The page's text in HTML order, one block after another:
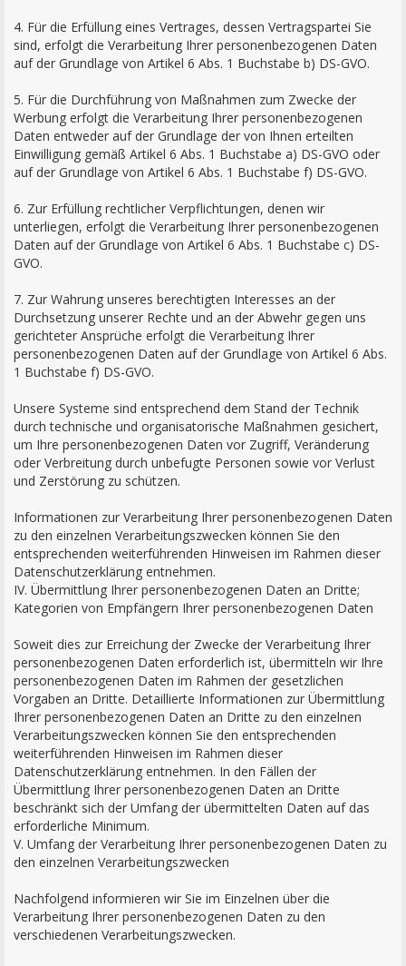
4. Für die Erfüllung eines Vertrages, dessen Vertragspartei Sie
sind, erfolgt die Verarbeitung Ihrer personenbezogenen Daten
auf der Grundlage von Artikel 6 Abs. 1 Buchstabe b) DS-GVO.
5. Für die Durchführung von Maßnahmen zum Zwecke der
Werbung erfolgt die Verarbeitung Ihrer personenbezogenen
Daten entweder auf der Grundlage der von Ihnen erteilten
Einwilligung gemäß Artikel 6 Abs. 1 Buchstabe a) DS-GVO oder
auf der Grundlage von Artikel 6 Abs. 1 Buchstabe f) DS-GVO.
6. Zur Erfüllung rechtlicher Verpflichtungen, denen wir
unterliegen, erfolgt die Verarbeitung Ihrer personenbezogenen
Daten auf der Grundlage von Artikel 6 Abs. 1 Buchstabe c) DS-
GVO.
7. Zur Wahrung unseres berechtigten Interesses an der
Durchsetzung unserer Rechte und an der Abwehr gegen uns
gerichteter Ansprüche erfolgt die Verarbeitung Ihrer
personenbezogenen Daten auf der Grundlage von Artikel 6 Abs.
1 Buchstabe f) DS-GVO.
Unsere Systeme sind entsprechend dem Stand der Technik
durch technische und organisatorische Maßnahmen gesichert,
um Ihre personenbezogenen Daten vor Zugriff, Veränderung
oder Verbreitung durch unbefugte Personen sowie vor Verlust
und Zerstörung zu schützen.
Informationen zur Verarbeitung Ihrer personenbezogenen Daten
zu den einzelnen Verarbeitungszwecken können Sie den
entsprechenden weiterführenden Hinweisen im Rahmen dieser
Datenschutzerklärung entnehmen.
IV. Übermittlung Ihrer personenbezogenen Daten an Dritte;
Kategorien von Empfängern Ihrer personenbezogenen Daten
Soweit dies zur Erreichung der Zwecke der Verarbeitung Ihrer
personenbezogenen Daten erforderlich ist, übermitteln wir Ihre
personenbezogenen Daten im Rahmen der gesetzlichen
Vorgaben an Dritte. Detaillierte Informationen zur Übermittlung
Ihrer personenbezogenen Daten an Dritte zu den einzelnen
Verarbeitungszwecken können Sie den entsprechenden
weiterführenden Hinweisen im Rahmen dieser
Datenschutzerklärung entnehmen. In den Fällen der
Übermittlung Ihrer personenbezogenen Daten an Dritte
beschränkt sich der Umfang der übermittelten Daten auf das
erforderliche Minimum.
V. Umfang der Verarbeitung Ihrer personenbezogenen Daten zu
den einzelnen Verarbeitungszwecken
Nachfolgend informieren wir Sie im Einzelnen über die
Verarbeitung Ihrer personenbezogenen Daten zu den
verschiedenen Verarbeitungszwecken.